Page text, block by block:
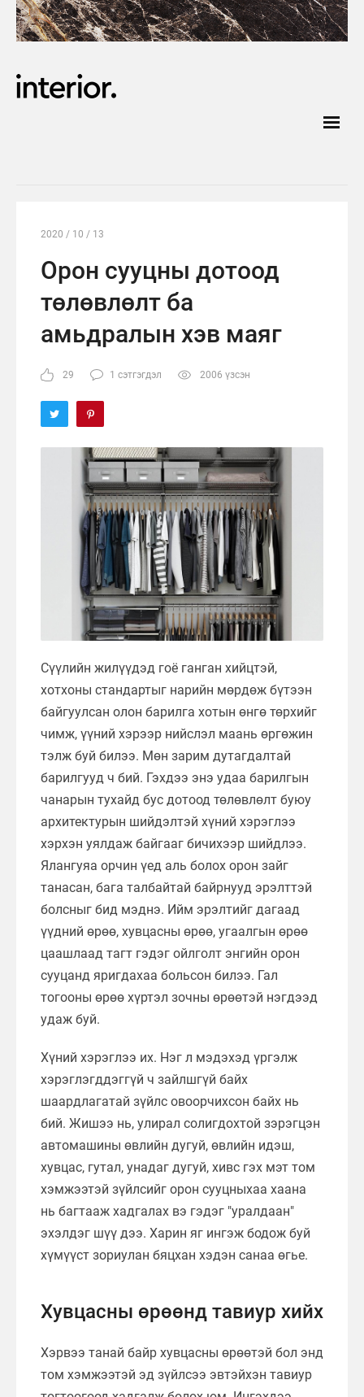
2020 / 10 / 13
Орон сууцны дотоод
төлөвлөлт ба
амьдралын хэв маяг
29 1 сэтгэгдэл 2006 үзсэн
Сүүлийн жилүүдэд гоё ганган хийцтэй,
хотхоны стандартыг нарийн мөрдөж бүтээн
байгуулсан олон барилга хотын өнгө төрхийг
чимж, үүний хэрээр нийслэл маань өргөжин
тэлж буй билээ. Мөн зарим дутагдалтай
барилгууд ч бий. Гэхдээ энэ удаа барилгын
чанарын тухайд бус дотоод төлөвлөлт буюу
архитектурын шийдэлтэй хүний хэрэглээ
хэрхэн уялдаж байгааг бичихээр шийдлээ.
Ялангуяа орчин үед аль болох орон зайг
танасан, бага талбайтай байрнууд эрэлттэй
болсныг бид мэднэ. Ийм эрэлтийг дагаад
үүдний өрөө, хувцасны өрөө, угаалгын өрөө
цаашлаад тагт гэдэг ойлголт энгийн орон
сууцанд яригдахаа больсон билээ. Гал
тогооны өрөө хүртэл зочны өрөөтэй нэгдээд
удаж буй.
Хүний хэрэглээ их. Нэг л мэдэхэд үргэлж
хэрэглэгддэггүй ч зайлшгүй байх
шаардлагатай зүйлс овоорчихсон байх нь
бий. Жишээ нь, улирал солигдохтой зэрэгцэн
автомашины өвлийн дугуй, өвлийн идэш,
хувцас, гутал, унадаг дугуй, хивс гэх мэт том
хэмжээтэй зүйлсийг орон сууцныхаа хаана
нь багтааж хадгалах вэ гэдэг "уралдаан"
эхэлдэг шүү дээ. Харин яг ингэж бодож буй
хүмүүст зориулан бяцхан хэдэн санаа өгье.
Хувцасны өрөөнд тавиур хийх
Хэрвээ танай байр хувцасны өрөөтэй бол энд
том хэмжээтэй эд зүйлсээ эвтэйхэн тавиур